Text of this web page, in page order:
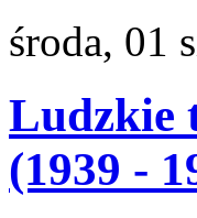
środa, 01
Ludzkie
(1939 -